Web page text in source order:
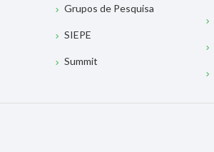
Grupos de Pesquisa
SIEPE
Summit